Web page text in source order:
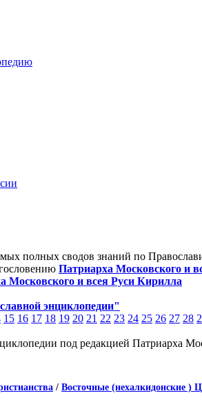
полных сводов знаний по
Патриарха Московского и
Московского и всея Руси Кирилла
энциклопедии"
15 16 17 18 19 20 21 22 23 24 25 26 27 28
под редакцией Патриарха
/ Восточные (нехалкидонские )